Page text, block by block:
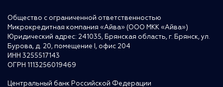
Общество с ограниченной ответственностью
Микрокредитная компания «Айва» (ООО МКК «Айва»)
Юридический адрес: 241035, Брянская область, г. Брянск, ул.
Бурова, д. 20, помещение I, офис 204
ИНН 3255517143
ОГРН 1113256019469
Центральный банк Российской Федерации